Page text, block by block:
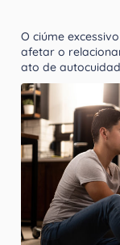
O ciúme
afetar o
ato de